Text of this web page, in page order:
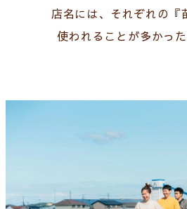
店名には、それぞれの『
使われることが多かった